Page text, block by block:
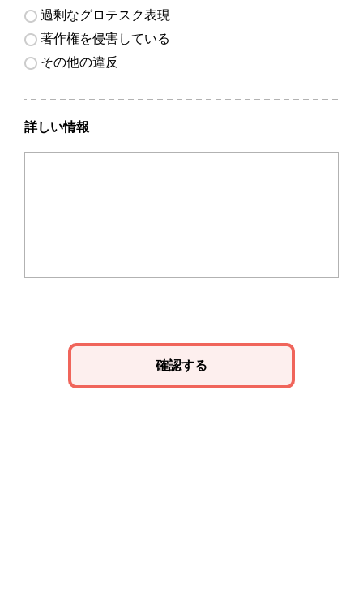
過剰なグロテスク表現
著作権を侵害している
その他の違反
詳しい情報
確認する